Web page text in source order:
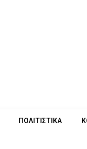
ΠΟΛΙΤΙΣΤΙΚΑ